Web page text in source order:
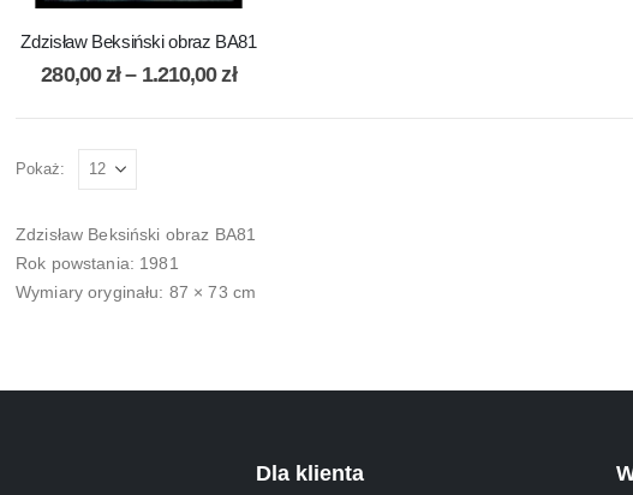
Zdzisław Beksiński obraz BA81
280,00zł – 1.210,00zł
Pokaż:
Zdzisław Beksiński obraz BA81
Rok powstania: 1981
Wymiary oryginału: 87 × 73 cm
Dla klienta